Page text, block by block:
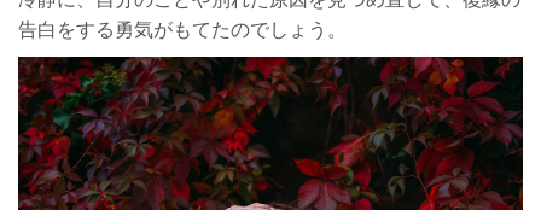
告白をする勇気がもてたのでしょう。